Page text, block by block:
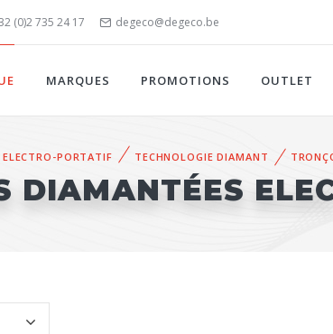
(0)2 735 24 17 degeco@degeco.be
MARQUES PROMOTIONS OUTLET
PORTATIF TECHNOLOGIE DIAMANT
DIAMANTÉES